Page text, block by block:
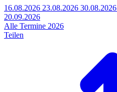
16.08.2026 23.08.2026 30.08.2026
20.09.2026
Alle Termine 2026
Teilen